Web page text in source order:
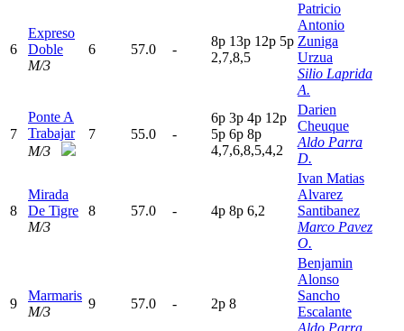
6
Expreso
Doble
M/3
6 57.0 -
8p 13p 12p 5p
2,7,8,5
Patricio
Antonio
Zuniga
Urzua
Silio Laprida
A.
7
Ponte A
Trabajar
M/3
7 55.0 -
6p 3p 4p 12p
5p 6p 8p
4,7,6,8,5,4,2
Darien
Cheuque
Aldo Parra
D.
8
Mirada
De Tigre
M/3
8 57.0 - 4p 8p 6,2
Ivan Matias
Alvarez
Santibanez
Marco Pavez
O.
9
Marmaris
M/3
9 57.0 - 2p 8
Benjamin
Alonso
Sancho
Escalante
Aldo Parra